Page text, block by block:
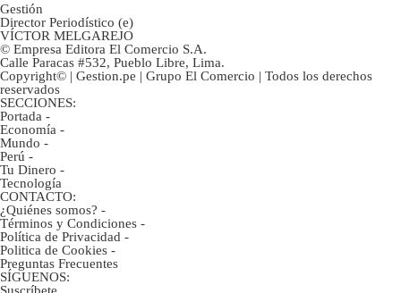
Gestión
Director Periodístico (e)
VÍCTOR MELGAREJO
© Empresa Editora El Comercio S.A.
Calle Paracas #532, Pueblo Libre, Lima.
Copyright© | Gestion.pe | Grupo El Comercio | Todos los derechos
reservados
SECCIONES:
Portada -
Economía -
Mundo -
Perú -
Tu Dinero -
Tecnología
CONTACTO:
¿Quiénes somos? -
Términos y Condiciones -
Política de Privacidad -
Politica de Cookies -
Preguntas Frecuentes
SÍGUENOS:
Suscríbete